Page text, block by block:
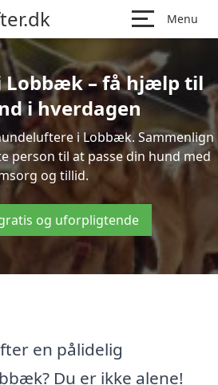
Menu
Lobbæk – få hjælp til
i hverdagen
i Lobbæk. Sammenlign
person til at passe din hund med
og tillid.
og uforpligtende
en pålidelig
Du er ikke alene!